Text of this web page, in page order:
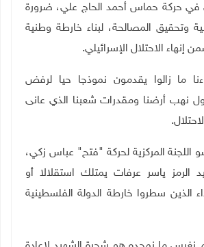
في حركة حماس أحمد الحاج علي، ضرورة
وتحقيق المصالحة، لبناء خارطة وطنية
إنهاء الاحتلال الإسرائيلي.
ما زالوا يقدمون نموذجا حيا لرفض
نهب أرضنا ومقدرات شعبنا الذي عانى
.
اللجنة المركزية لحركة "فتح" عباس زكي،
الرمز ياسر عرفات يمتلك استقلالا أو
الذين سطروا خارطة الدولة الفلسطينية